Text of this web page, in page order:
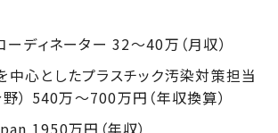
ーディネーター 32〜40万（月収）
中心としたプラスチック汚染対策担当
） 540万～700万円（年収換算）
1950万円（年収）